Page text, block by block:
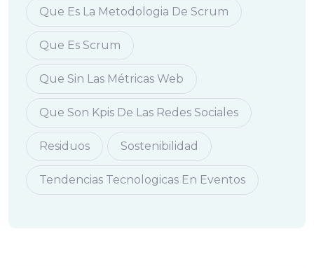
Que Es La Metodologia De Scrum
Que Es Scrum
Que Sin Las Métricas Web
Que Son Kpis De Las Redes Sociales
Residuos Sostenibilidad
Tendencias Tecnologicas En Eventos